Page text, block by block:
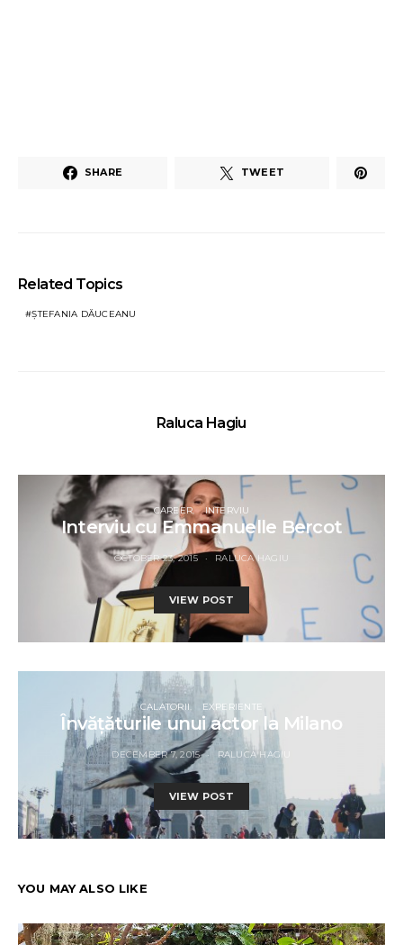
SHARE TWEET
Related Topics
ȘTEFANIA DĂUCEANU
Raluca Hagiu
CAREER INTERVIU
Interviu cu Emmanuelle Bercot
OCTOBER 23, 2015 RALUCA HAGIU
VIEW POST
CALATORII EXPERIENTE
Învățăturile unui actor la Milano
DECEMBER 7, 2015 RALUCA HAGIU
VIEW POST
YOU MAY ALSO LIKE